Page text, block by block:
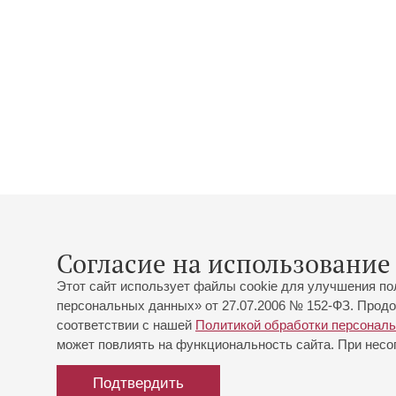
Согласие на
Этот сайт использует файлы cookie для улучшения
персональных данных» от 27.07.2006 № 152-ФЗ.
соответствии с нашей Политикой обработки
может повлиять на функциональность сайта. При
Подтвердить